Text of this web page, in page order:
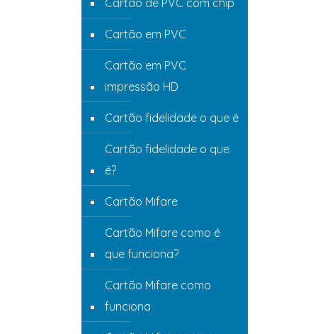
Cartão de PVC com chip
Cartão em PVC
Cartão em PVC
impressão HD
Cartão fidelidade o que é
Cartão fidelidade o que
é?
Cartão Mifare
Cartão Mifare como é
que funciona?
Cartão Mifare como
funciona